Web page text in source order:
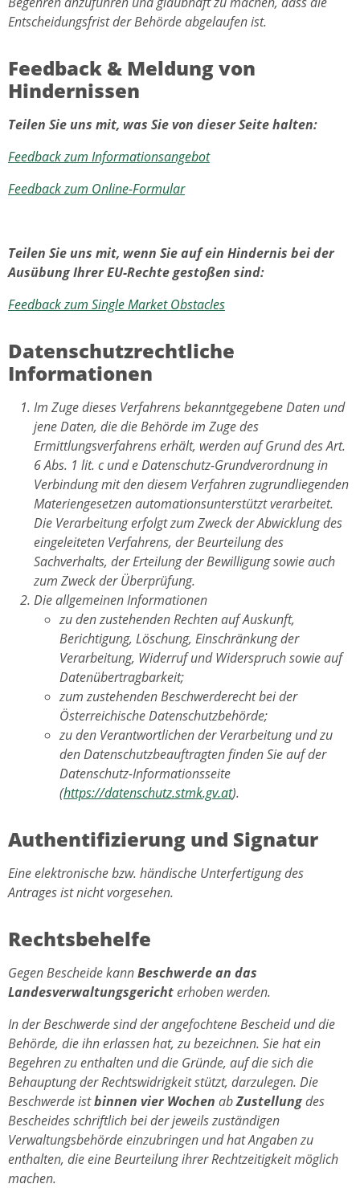
Entscheidungsfrist der Behörde abgelaufen ist.
Feedback & Meldung von
Hindernissen
Teilen Sie uns mit, was Sie von dieser Seite halten:
Feedback zum Informationsangebot
Feedback zum Online-Formular
Teilen Sie uns mit, wenn Sie auf ein Hindernis bei der
Ausübung Ihrer EU-Rechte gestoßen sind:
Feedback zum Single Market Obstacles
Datenschutzrechtliche
Informationen
Im Zuge dieses Verfahrens bekanntgegebene Daten und
jene Daten, die die Behörde im Zuge des
Ermittlungsverfahrens erhält, werden auf Grund des Art.
6 Abs. 1 lit. c und e Datenschutz-Grundverordnung in
Verbindung mit den diesem Verfahren zugrundliegenden
Materiengesetzen automationsunterstützt verarbeitet.
Die Verarbeitung erfolgt zum Zweck der Abwicklung des
eingeleiteten Verfahrens, der Beurteilung des
Sachverhalts, der Erteilung der Bewilligung sowie auch
zum Zweck der Überprüfung.
Die allgemeinen Informationen
zu den zustehenden Rechten auf Auskunft,
Berichtigung, Löschung, Einschränkung der
Verarbeitung, Widerruf und Widerspruch sowie auf
Datenübertragbarkeit;
zum zustehenden Beschwerderecht bei der
Österreichische Datenschutzbehörde;
zu den Verantwortlichen der Verarbeitung und zu
den Datenschutzbeauftragten finden Sie auf der
Datenschutz-Informationsseite
(https://datenschutz.stmk.gv.at).
Authentifizierung und Signatur
Eine elektronische bzw. händische Unterfertigung des
Antrages ist nicht vorgesehen.
Rechtsbehelfe
Gegen Bescheide kannBeschwerde an das
Landesverwaltungsgerichterhoben werden.
In der Beschwerde sind der angefochtene Bescheid und die
Behörde, die ihn erlassen hat, zu bezeichnen. Sie hat ein
Begehren zu enthalten und die Gründe, auf die sich die
Behauptung der Rechtswidrigkeit stützt, darzulegen. Die
Beschwerde istbinnen vier Wochen abZustellungdes
Bescheides schriftlich bei der jeweils zuständigen
Verwaltungsbehörde einzubringen und hat Angaben zu
enthalten, die eine Beurteilung ihrer Rechtzeitigkeit möglich
machen.